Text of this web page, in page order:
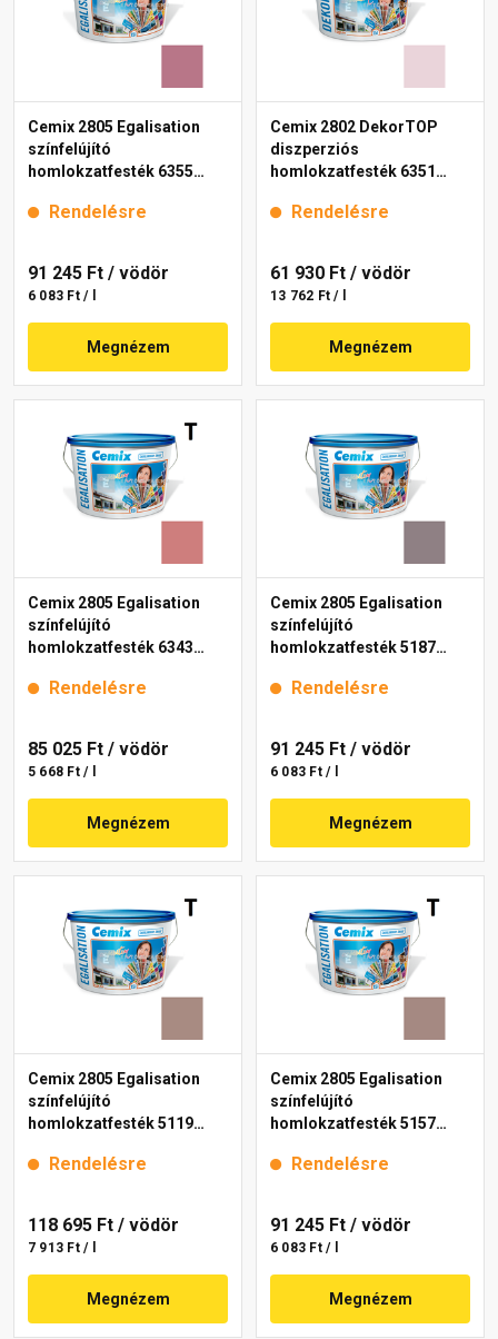
Cemix 2805 Egalisation
színfelújító
homlokzatfesték 6355
Rendelésre
91 245 Ft / vödör
6 083 Ft / l
Megnézem
Cemix 2802 DekorTOP
diszperziós
homlokzatfesték 6351
Rendelésre
61 930 Ft / vödör
13 762 Ft / l
Megnézem
Cemix 2805 Egalisation
színfelújító
homlokzatfesték 6343
Rendelésre
85 025 Ft / vödör
5 668 Ft / l
Megnézem
Cemix 2805 Egalisation
színfelújító
homlokzatfesték 5187
Rendelésre
91 245 Ft / vödör
6 083 Ft / l
Megnézem
Cemix 2805 Egalisation
színfelújító
homlokzatfesték 5119
Rendelésre
118 695 Ft / vödör
7 913 Ft / l
Megnézem
Cemix 2805 Egalisation
színfelújító
homlokzatfesték 5157
Rendelésre
91 245 Ft / vödör
6 083 Ft / l
Megnézem